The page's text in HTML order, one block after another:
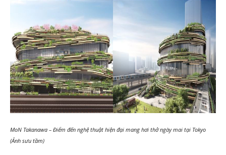
MoN Takanawa – Điểm đến nghệ thuật hiện đại mang hơi thở ngày mai tại Tokyo
(Ảnh sưu tầm)